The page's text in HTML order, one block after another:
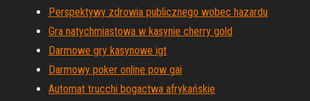
Perspektywy zdrowia publicznego wobec hazardu
Gra natychmiastowa w kasynie cherry gold
Darmowe gry kasynowe igt
Darmowy poker online pow gai
Automat trucchi bogactwa afrykańskie